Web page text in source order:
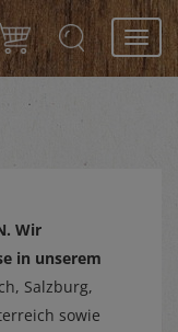
Wir
in unserem
Salzburg,
sowie